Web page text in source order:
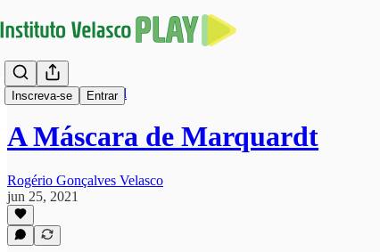
Inscreva-se Entrar
Harmonização Facial
A Máscara de Marquardt
Rogério Gonçalves Velasco
jun 25, 2021